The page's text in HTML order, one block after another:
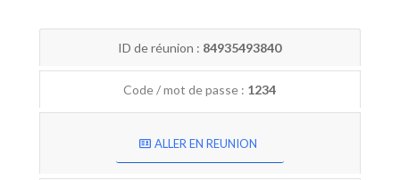
ID de réunion : 84935493840
Code / mot de passe : 1234
ALLER EN REUNION